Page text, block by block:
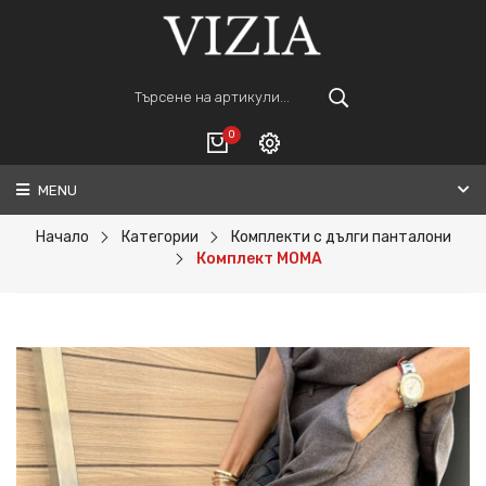
0
ВАШАТА КОЛИЧКА Е ПРАЗНА.
ПОРЪЧАЙ
Регистрация
MENU
Начало Категории
Комплекти с дълги панталони
Комплект MOMA